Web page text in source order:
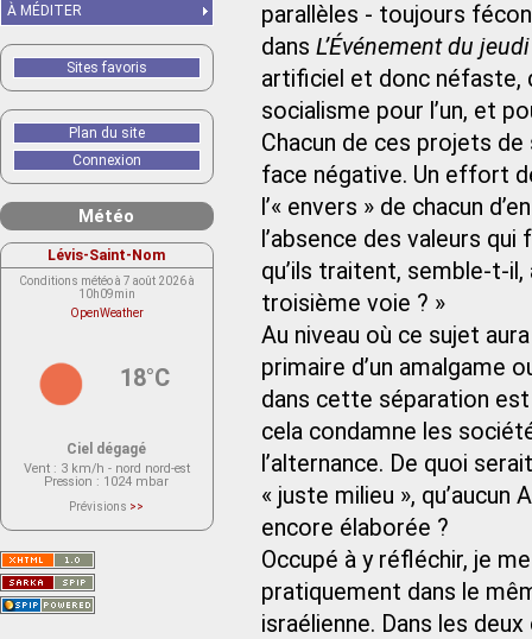
parallèles - toujours
dans L’Événement du jeudi
artificiel et donc néfaste,
socialisme pour l’un, et
Chacun de ces projets
face négative. Un effort
l’« envers » de chacun
l’absence des valeurs
qu’ils traitent, semble-t-
troisième voie ? »
Au niveau où ce sujet
primaire d’un amalgame
dans cette séparation
cela condamne les
l’alternance. De quoi
« juste milieu »,
encore élaborée ?
Occupé à y réfléchir, je
pratiquement dans le
israélienne. Dans les
À MÉDITER
Sites favoris
Plan du site
Connexion
Météo
Lévis-Saint-Nom
Conditions météo à 7 août 2026 à
10h09min
OpenWeather
18°C
Ciel dégagé
Vent : 3 km/h - nord nord-est
Pression : 1024 mbar
Prévisions >>
actuellement aucune prévision
Saint-Nom.
Veuillez consulter le message du
service ci-dessous.
(401 - Invalid API key. Please see
https://openweathermap.org/faq#error401